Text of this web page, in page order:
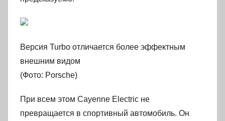
Версия Turbo отличается более эффектным
внешним видом
(Фото: Porsche)
При всем этом Cayenne Electric не
превращается в спортивный автомобиль. Он